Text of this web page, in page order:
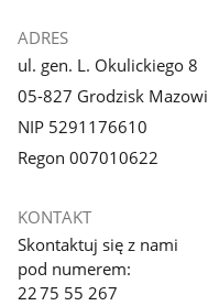
ADRES
ul. gen. L. Okulickiego 8
05-827 Grodzisk
NIP 5291176610
Regon 007010622
KONTAKT
Skontaktuj się z nami
pod numerem:
22 75 55 267